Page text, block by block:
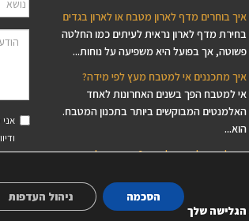
איך בוחרים מדף לארון מטבח או לארון בגדים
בחירת מדף לארון נראית לעיתים כמו החלטה
פשוטה, אך בפועל היא משפיעה על נוחות...
איך מתכננים אי למטבח מעץ לפי מידה?
אי למטבח הפך בשנים האחרונות לאחד
האלמנטים המבוקשים ביותר בתכנון המטבח.
הוא...
איך לבחור לוח עץ ליצירה? המדריך לבסיסי עץ
מחפשים לוח עץ ליצירה, בסיס עץ לפסיפס,
משטח עץ לציור או פלטת עץ לדקופאז’?
הגלישה שלך
הסכמה ניהול העדפות